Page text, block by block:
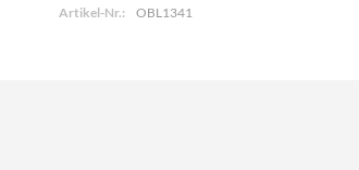
Artikel-Nr.:
OBL1341